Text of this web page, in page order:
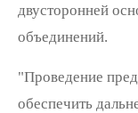
двусторонней
объединений.
"Проведение
обеспечить